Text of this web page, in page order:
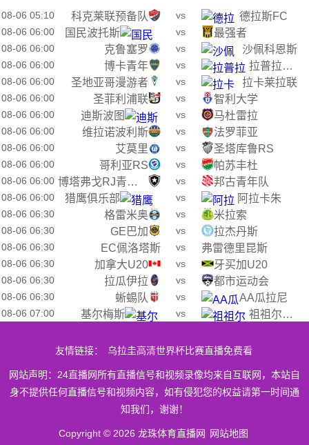
08-06 05:10 科克莱联预备队 vs 德拉斯FC
08-06 06:00 国民波托斯 vs 最强者
08-06 06:00 克鲁塞罗 vs 沙佩科恩斯
08-06 06:00 博卡青年 vs 拉普拉塔大学生
08-06 06:00 圣地亚哥漫游者 vs 拉卡莱拉联
08-06 06:00 圣菲利浦联 vs 智利大学
08-06 06:00 迪斯波图 vs 马杜雷拉
08-06 06:00 维拉诺波利斯 vs 法罗菲亚
08-06 06:00 艾莫里 vs 圣塔库鲁RS
08-06 06:00 哥利亚RS vs 帕苏丰杜
08-06 06:00 博塔弗戈RJ青年队 vs 邦古青年队
08-06 06:00 猎鹰俱乐部 vs 阿拉卡朱
08-06 06:30 格雷米奥 vs 米拉索
08-06 06:30 GE巴加 vs 拉杰丹斯
08-06 06:30 EC佩洛塔斯 vs 弗雷德里昆斯
08-06 06:30 加拿大U20 vs 牙买加U20
08-06 06:30 拉瓜伊拉 vs 都市运动会
08-06 06:30 蜥蜴队 vs AA瓜拉尼
08-06 07:00 基尔梅斯 vs 祖祖尔甘拿斯亚
友情链接： 乌拉圭高清世界杯比赛直播免费看
网站声明：24直播网所有直播信号和视频录像均来自互联网，本站自
身不提供任何直播信号和视频内容，如有侵犯您的权益请第一时间通
知我们，谢谢！
Copyright © 2026 龙珠体育直播网 网站地图